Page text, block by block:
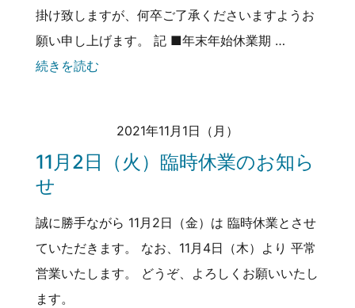
掛け致しますが、何卒ご了承くださいますようお
願い申し上げます。 記 ■年末年始休業期 …
続きを読む
2021年11月1日（月）
11月2日（火）臨時休業のお知ら
せ
誠に勝手ながら 11月2日（金）は 臨時休業とさせ
ていただきます。 なお、11月4日（木）より 平常
営業いたします。 どうぞ、よろしくお願いいたし
ます。